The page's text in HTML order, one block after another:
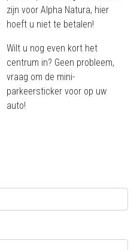
zijn voor Alpha Natura, hier
hoeft u niet te betalen!
Wilt u nog even kort het
centrum in? Geen probleem,
vraag om de mini-
parkeersticker voor op uw
auto!